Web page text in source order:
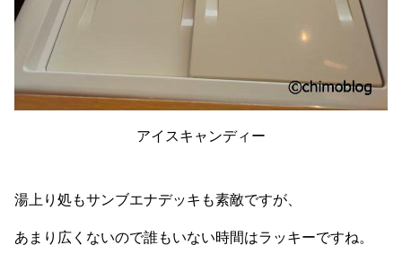
アイスキャンディー
湯上り処もサンブエナデッキも素敵ですが、
あまり広くないので誰もいない時間はラッキーですね。